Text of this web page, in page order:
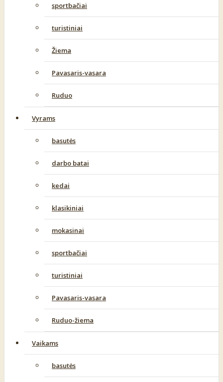
sportbačiai
turistiniai
Žiema
Pavasaris-vasara
Ruduo
Vyrams
basutės
darbo batai
kedai
klasikiniai
mokasinai
sportbačiai
turistiniai
Pavasaris-vasara
Ruduo-žiema
Vaikams
basutės